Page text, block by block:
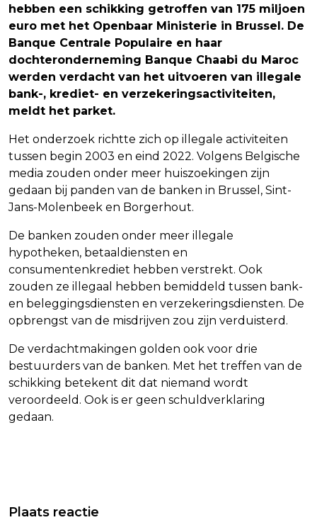
hebben een schikking getroffen van 175 miljoen
euro met het Openbaar Ministerie in Brussel. De
Banque Centrale Populaire en haar
dochteronderneming Banque Chaabi du Maroc
werden verdacht van het uitvoeren van illegale
bank-, krediet- en verzekeringsactiviteiten,
meldt het parket.
Het onderzoek richtte zich op illegale activiteiten
tussen begin 2003 en eind 2022. Volgens Belgische
media zouden onder meer huiszoekingen zijn
gedaan bij panden van de banken in Brussel, Sint-
Jans-Molenbeek en Borgerhout.
De banken zouden onder meer illegale
hypotheken, betaaldiensten en
consumentenkrediet hebben verstrekt. Ook
zouden ze illegaal hebben bemiddeld tussen bank-
en beleggingsdiensten en verzekeringsdiensten. De
opbrengst van de misdrijven zou zijn verduisterd.
De verdachtmakingen golden ook voor drie
bestuurders van de banken. Met het treffen van de
schikking betekent dit dat niemand wordt
veroordeeld. Ook is er geen schuldverklaring
gedaan.
LANGETERMIJNSTRATEGIE CORONA
HULPORGANISATIES BEZORGD OVER
Plaats reactie